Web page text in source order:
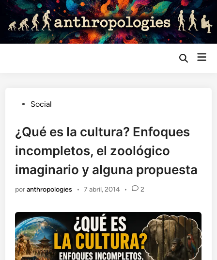
Saltar
contenido
Abrir
Publicado
Social
¿Qué es la cultura? Enfoques
incompletos, el zoológico
imaginario y alguna propuesta
poranthropologies • 7 abril, 2014 • 2